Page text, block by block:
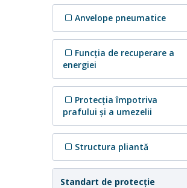
Anvelope pneumatice
Funcția de recuperare a
energiei
Protecția împotriva
prafului și a umezelii
Structura pliantă
Standart de protecție